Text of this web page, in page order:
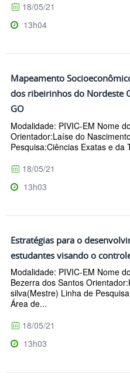
18/05/21
13h04
Mapeamento
dos ribeirinhos do Nordeste
GO
Modalidade: PIVIC-EM Nome
Orientador:Laíse do
Pesquisa:Ciências Exatas e da
18/05/21
13h03
Estratégias para o
estudantes visando o
Modalidade: PIVIC-EM Nome
Bezerra dos Santos
silva(Mestre) Linha de
Área de...
18/05/21
13h03